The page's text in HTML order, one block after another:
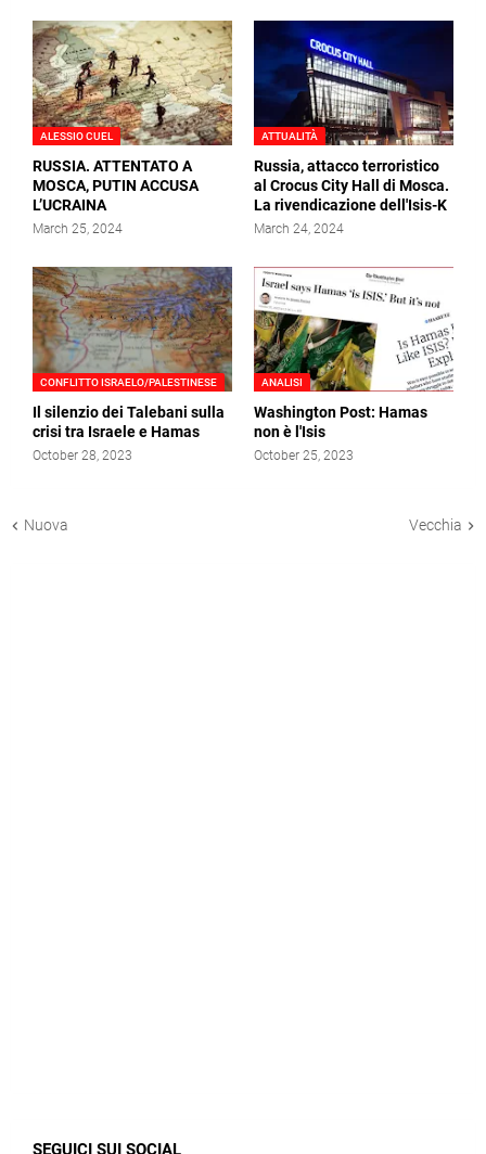
ALESSIO CUEL
RUSSIA. ATTENTATO A
MOSCA, PUTIN ACCUSA
L’UCRAINA
March 25, 2024
ATTUALITÀ
Russia, attacco terroristico
al Crocus City Hall di Mosca.
La rivendicazione dell'Isis-K
March 24, 2024
CONFLITTO ISRAELO/PALESTINESE
Il silenzio dei Talebani sulla
crisi tra Israele e Hamas
October 28, 2023
ANALISI
Washington Post: Hamas
non è l'Isis
October 25, 2023
Nuova Vecchia
SEGUICI SUI SOCIAL